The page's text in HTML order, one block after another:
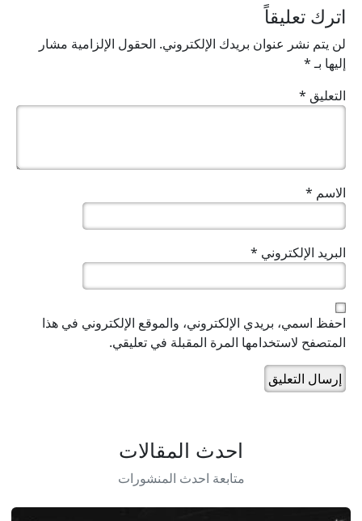
اترك تعليقاً
لن يتم نشر عنوان بريدك الإلكتروني. الحقول الإلزامية مشار
إليها بـ*
التعليق *
الاسم *
البريد الإلكتروني *
احفظ اسمي، بريدي الإلكتروني، والموقع الإلكتروني في هذا
المتصفح لاستخدامها المرة المقبلة في تعليقي.
احدث المقالات
متابعة احدث المنشورات